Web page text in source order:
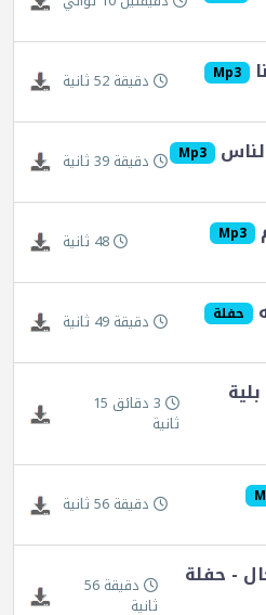
Mp3 دقيقة 52 ثانية
Mp3 دقيقة 39 ثانية
Mp3 48 ثانية
حفلة دقيقة 49 ثانية
3 دقائق 15
ثانية
دقيقة 56 ثانية
- حفلة دقيقة 56
ثانية